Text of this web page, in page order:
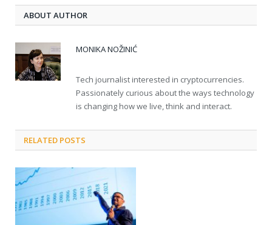
ABOUT AUTHOR
MONIKA NOŽINIĆ
Tech journalist interested in cryptocurrencies.
Passionately curious about the ways technology
is changing how we live, think and interact.
RELATED POSTS